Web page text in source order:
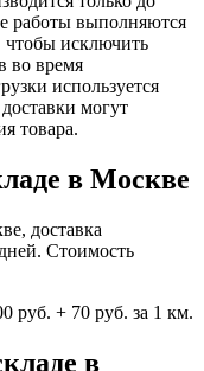
работы выполняются
чтобы исключить
во время
используется
могут
товара.
в Москве
доставка
Стоимость
руб. + 70 руб. за 1 км.
в